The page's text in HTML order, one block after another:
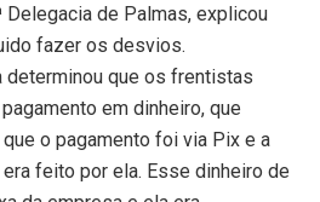
Delegacia de Palmas, explicou
fazer os desvios.
determinou que os frentistas
em dinheiro, que
o pagamento foi via Pix e a
feito por ela. Esse dinheiro de